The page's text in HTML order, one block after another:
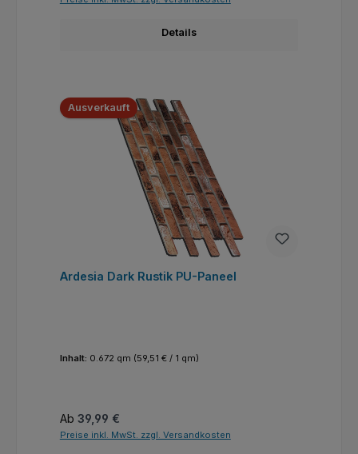
Details
Ausverkauft
Ardesia Dark Rustik PU-Paneel
Inhalt: 0.672 qm (59,51 € / 1 qm)
Regulärer Preis:
Ab 39,99 €
Preise inkl. MwSt. zzgl. Versandkosten